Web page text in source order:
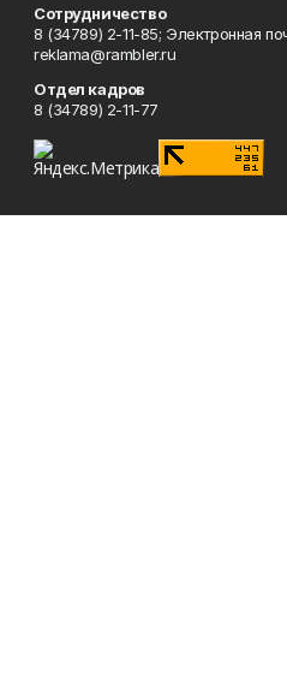
Сотрудничество
8 (34789) 2-11-85; Электронная
reklama@rambler.ru
Отдел кадров
8 (34789) 2-11-77